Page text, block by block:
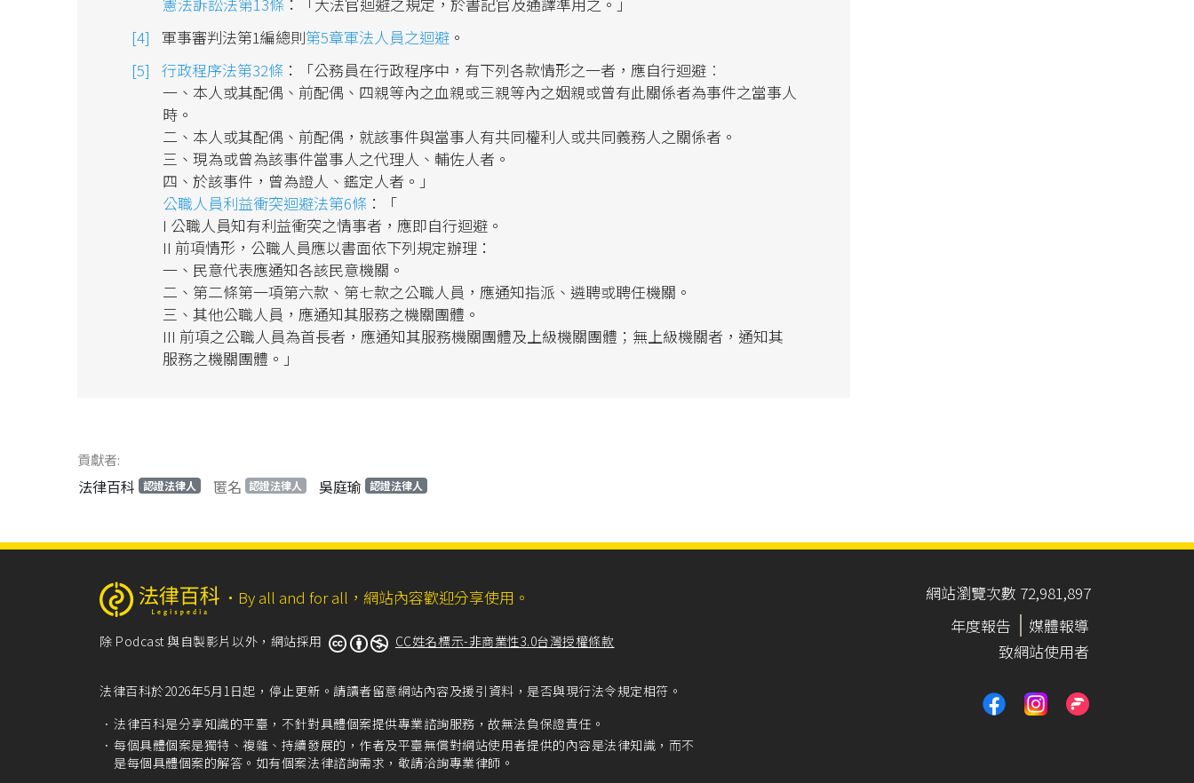
軍事審判法第1編總則第5章軍法人員之迴避 。
行政程序法第32條 ：「公務員在行政程序中，有下列各款情形之一者，應自行迴避︰
一、本人或其配偶、前配偶、四親等內之血親或三親等內之姻親或曾有此關係者為事件之當事人
時。
二、本人或其配偶、前配偶，就該事件與當事人有共同權利人或共同義務人之關係者。
三、現為或曾為該事件當事人之代理人、輔佐人者。
四、於該事件，曾為證人、鑑定人者。」
公職人員利益衝突迴避法第6條 ：「
I 公職人員知有利益衝突之情事者，應即自行迴避。
II 前項情形，公職人員應以書面依下列規定辦理：
一、民意代表應通知各該民意機關。
二、第二條第一項第六款、第七款之公職人員，應通知指派、遴聘或聘任機關。
三、其他公職人員，應通知其服務之機關團體。
III 前項之公職人員為首長者，應通知其服務機關團體及上級機關團體；無上級機關者，通知其
服務之機關團體。」
貢獻者:
法律百科 認證法律人 匿名 認證法律人 吳庭瑜 認證法律人
‧ By all and for all，網站內容歡迎分享使用。
除 Podcast 與自製影片以外，網站採用 CC姓名標示-非商業性3.0台灣授權條款
法律百科於2026年5月1日起，停止更新。請讀者留意網站內容及援引資料，是否與現行法令規定相符。
法律百科是分享知識的平臺，不針對具體個案提供專業諮詢服務，故無法負保證責任。
每個具體個案是獨特、複雜、持續發展的，作者及平臺無償對網站使用者提供的內容是法律知識，而不
是每個具體個案的解答。如有個案法律諮詢需求，敬請洽詢專業律師。
網站瀏覽次數 72,981,897
年度報告
媒體報導
致網站使用者